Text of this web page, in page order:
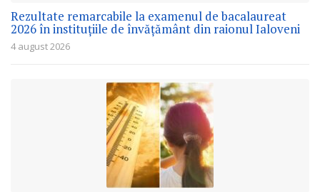
Rezultate remarcabile la examenul de bacalaureat
2026 în instituțiile de învățământ din raionul Ialoveni
4 august 2026